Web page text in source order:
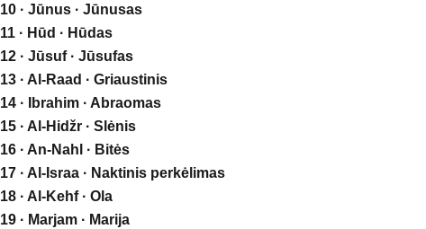
10 · Jūnus · Jūnusas
11 · Hūd · Hūdas
12 · Jūsuf · Jūsufas
13 · Al-Raad · Griaustinis
14 · Ibrahim · Abraomas
15 · Al-Hidžr · Slėnis
16 · An-Nahl · Bitės
17 · Al-Israa · Naktinis perkėlimas
18 · Al-Kehf · Ola
19 · Marjam · Marija